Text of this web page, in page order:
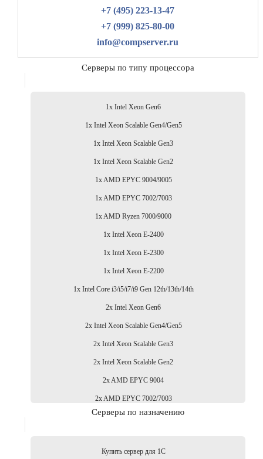
+7 (495) 223-13-47
+7 (999) 825-80-00
info@compserver.ru
Серверы по типу процессора
1x Intel Xeon Gen6
1x Intel Xeon Scalable Gen4/Gen5
1x Intel Xeon Scalable Gen3
1x Intel Xeon Scalable Gen2
1x AMD EPYC 9004/9005
1x AMD EPYC 7002/7003
1x AMD Ryzen 7000/9000
1x Intel Xeon E-2400
1x Intel Xeon E-2300
1x Intel Xeon E-2200
1x Intel Core i3/i5/i7/i9 Gen 12th/13th/14th
2x Intel Xeon Gen6
2x Intel Xeon Scalable Gen4/Gen5
2x Intel Xeon Scalable Gen3
2x Intel Xeon Scalable Gen2
2x AMD EPYC 9004
2x AMD EPYC 7002/7003
Серверы по назначению
Купить сервер для 1С